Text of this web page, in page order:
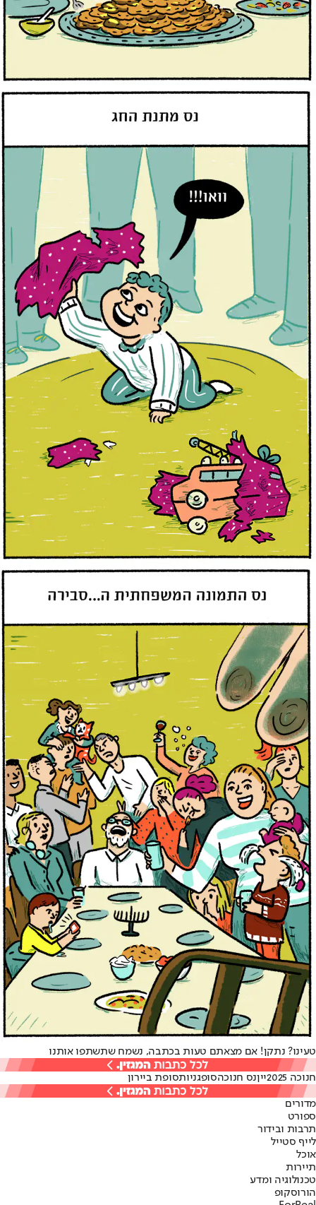
טעינו? נתקן! אם מצאתם טעות בכתבה, נשמח שתשתפו אותנו
חנוכה 2025 ייןנס חנוכהסופגניותסופת ביירון
מדורים
ספורט
תרבות ובידור
לייף סטייל
אוכל
תיירות
טכנולוגיה ומדע
הורוסקופ